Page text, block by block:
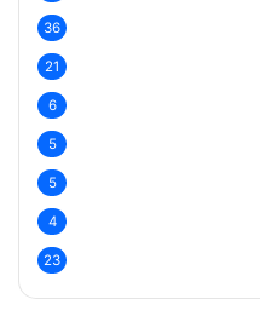
36
21
6
5
5
4
23